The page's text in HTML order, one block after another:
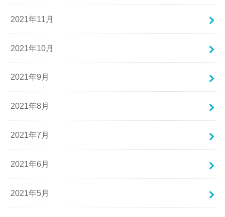
2021年11月
2021年10月
2021年9月
2021年8月
2021年7月
2021年6月
2021年5月